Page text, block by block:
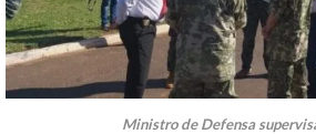
Ministro de Defensa